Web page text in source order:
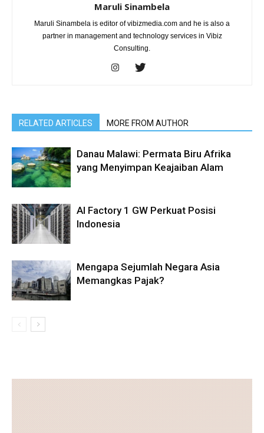
Maruli Sinambela
Maruli Sinambela is editor of vibizmedia.com and he is also a
partner in management and technology services in Vibiz
Consulting.
RELATED ARTICLES MORE FROM AUTHOR
Danau Malawi: Permata Biru Afrika
yang Menyimpan Keajaiban Alam
AI Factory 1 GW Perkuat Posisi
Indonesia
Mengapa Sejumlah Negara Asia
Memangkas Pajak?